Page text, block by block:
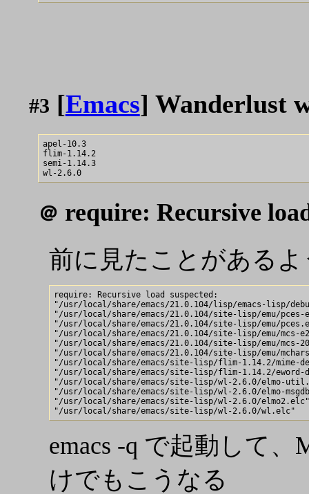
#3 [Emacs] Wanderlust
apel-10.3
flim-1.14.2
semi-1.14.3
＠ require: Recursive
前に見たことがある
require: Recursive load suspected:
"/usr/local/share/emacs/21.0.104/lisp/emacs-lisp/
"/usr/local/share/emacs/21.0.104/site-lisp/emu/pces-
"/usr/local/share/emacs/21.0.104/site-lisp/emu/
"/usr/local/share/emacs/21.0.104/site-lisp/emu/mcs-
"/usr/local/share/emacs/21.0.104/site-lisp/emu/mcs-
"/usr/local/share/emacs/21.0.104/site-lisp/emu/
"/usr/local/share/emacs/site-lisp/flim-1.14.2/mime-
"/usr/local/share/emacs/site-lisp/flim-1.14.2/eword-
"/usr/local/share/emacs/site-lisp/wl-2.6.0/elmo-
"/usr/local/share/emacs/site-lisp/wl-2.6.0/elmo-
"/usr/local/share/emacs/site-lisp/wl-2.6.0/
emacs -q で起動して、
けでもこうなる